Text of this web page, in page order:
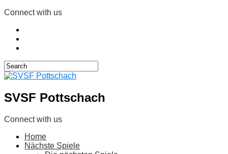
Connect with us
SVSF Pottschach
Connect with us
Home
Nächste Spiele